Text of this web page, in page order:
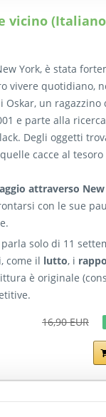
vicino
York, è stata
vivere quotidiano,
un
e parte alla
Degli oggetti
cacce al
attraverso
con le sue
solo di 11
come il lutto, i
è originale
16,90 EUR